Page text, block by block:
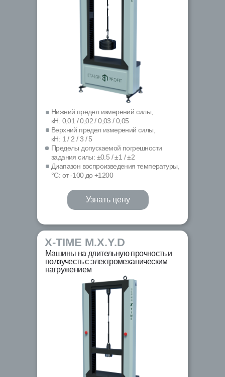
X-TIME М.X.Y.D
Машины на длительную прочность и
ползучесть с электромеханическим
нагружением
Нижний предел измерений силы,
кН: 0,01 / 0,02 / 0,03 / 0,05
Верхний предел измерений силы,
кН: 1 / 2 / 3 / 5
Пределы допускаемой погрешности
задания силы: ±0.5 / ±1 / ±2
Диапазон воспроизведения температуры,
°С: от -100 до +1200
Узнать цену